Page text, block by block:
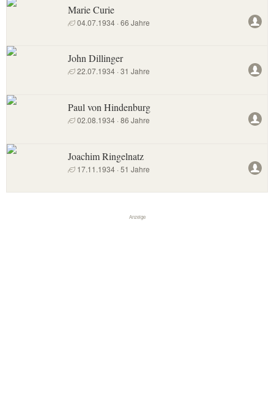
Marie Curie
04.07.1934 · 66 Jahre
John Dillinger
22.07.1934 · 31 Jahre
Paul von Hindenburg
02.08.1934 · 86 Jahre
Joachim Ringelnatz
17.11.1934 · 51 Jahre